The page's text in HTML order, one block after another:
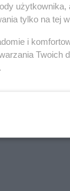
tylko na tej
i
Twoich